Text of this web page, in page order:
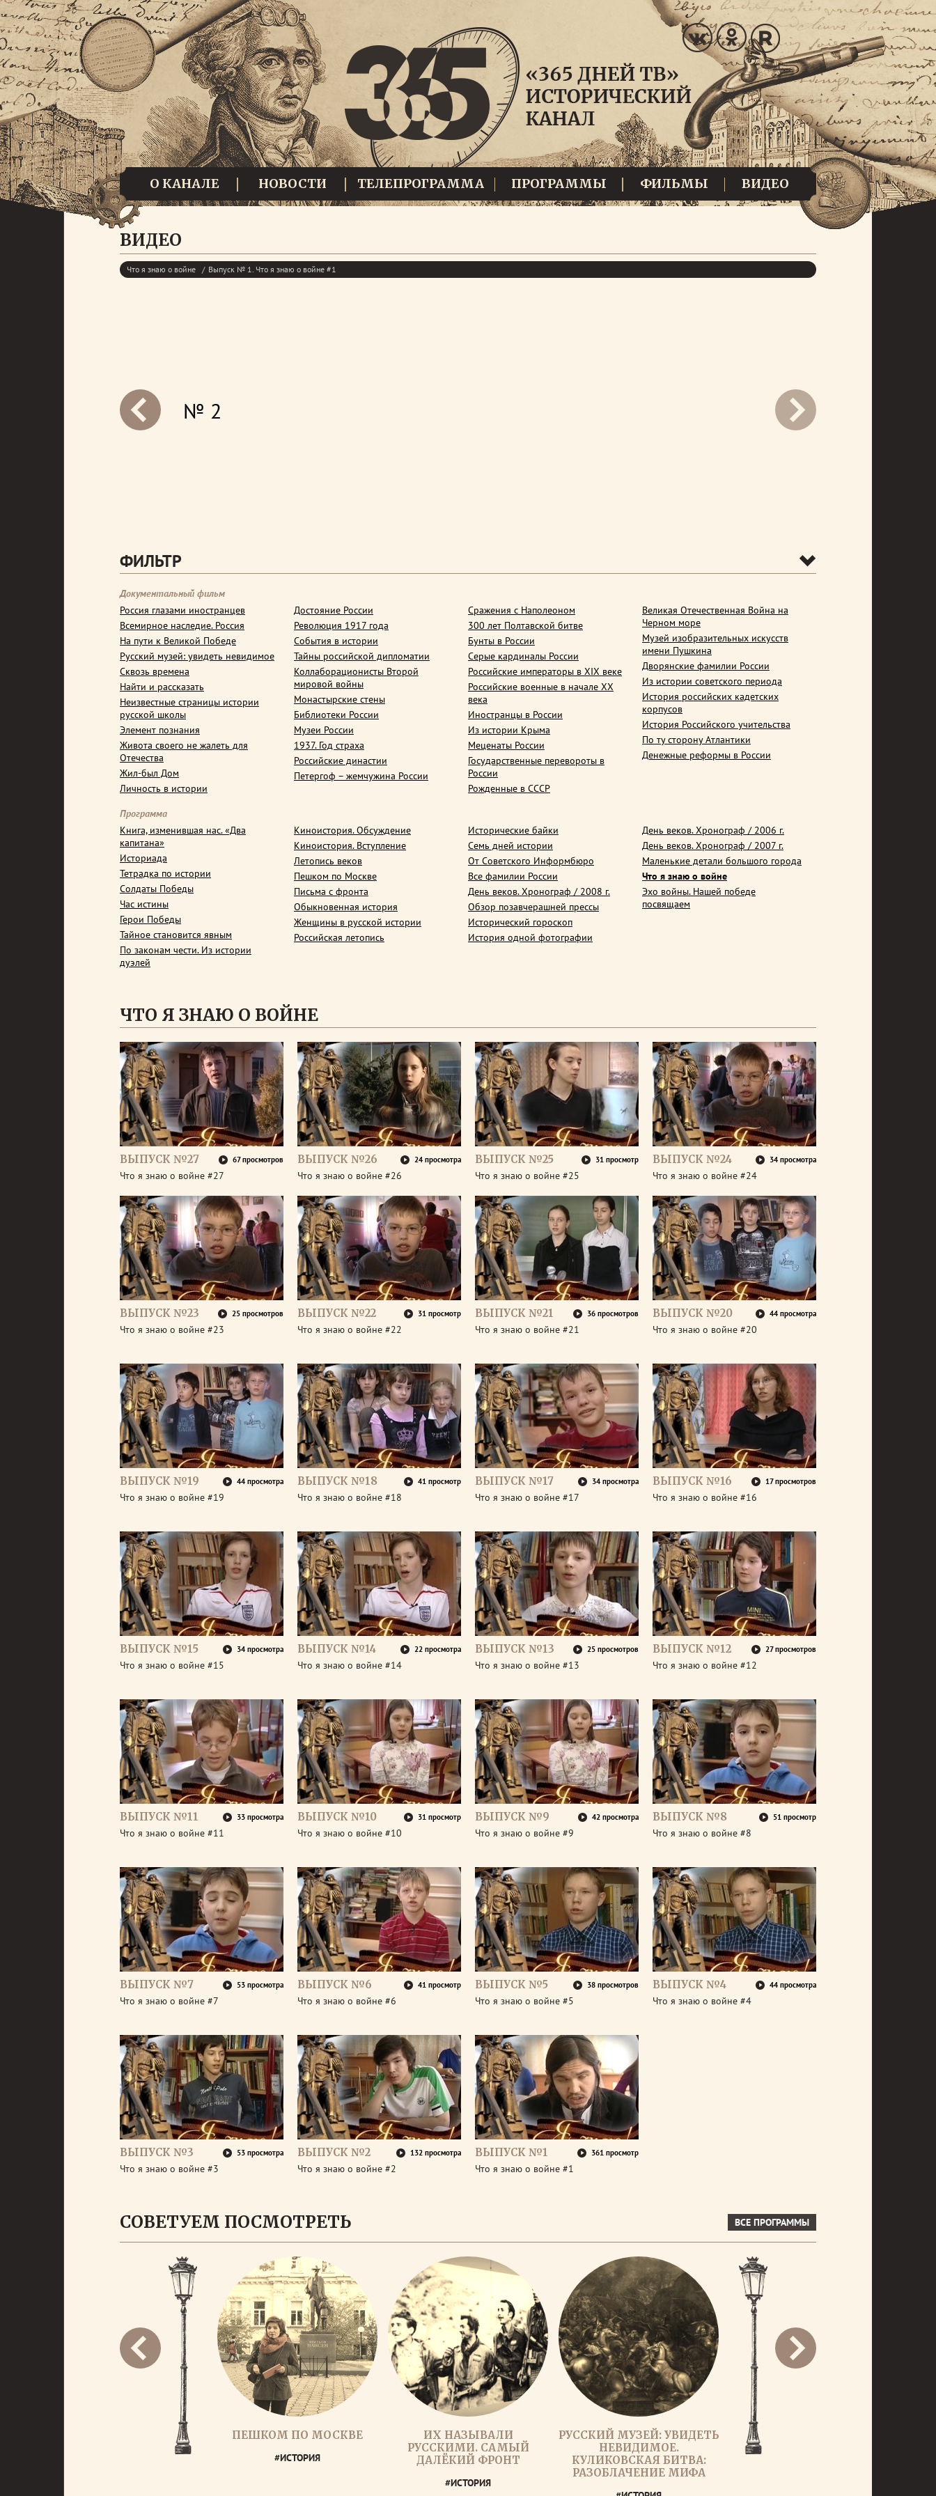
О КАНАЛЕ НОВОСТИ ТЕЛЕПРОГРАММА ПРОГРАММЫ ФИЛЬМЫ ВИДЕО
ВИДЕО
Что я знаю о войне Выпуск № 1. Что я знаю о войне #1
№ 2
ФИЛЬТР
Документальный фильм
Россия глазами иностранцев
Всемирное наследие. Россия
На пути к Великой Победе
Русский музей: увидеть невидимое
Сквозь времена
Найти и рассказать
Неизвестные страницы истории
русской школы
Элемент познания
Живота своего не жалеть для
Отечества
Жил-был Дом
Личность в истории
Достояние России
Революция 1917 года
События в истории
Тайны российской дипломатии
Коллаборационисты Второй
мировой войны
Монастырские стены
Библиотеки России
Музеи России
1937. Год страха
Российские династии
Петергоф – жемчужина России
Сражения с Наполеоном
300 лет Полтавской битве
Бунты в России
Серые кардиналы России
Российские императоры в XIX веке
Российские военные в начале ХХ
века
Иностранцы в России
Из истории Крыма
Меценаты России
Государственные перевороты в
России
Рожденные в СССР
Великая Отечественная Война на
Черном море
Музей изобразительных искусств
имени Пушкина
Дворянские фамилии России
Из истории советского периода
История российских кадетских
корпусов
История Российского учительства
По ту сторону Атлантики
Денежные реформы в России
Программа
Книга, изменившая нас. «Два
капитана»
Историада
Тетрадка по истории
Солдаты Победы
Час истины
Герои Победы
Тайное становится явным
По законам чести. Из истории
дуэлей
Киноистория. Обсуждение
Киноистория. Вступление
Летопись веков
Пешком по Москве
Письма с фронта
Обыкновенная история
Женщины в русской истории
Российская летопись
Исторические байки
Семь дней истории
От Советского Информбюро
Все фамилии России
День веков. Хронограф / 2008 г.
Обзор позавчерашней прессы
Исторический гороскоп
История одной фотографии
День веков. Хронограф / 2006 г.
День веков. Хронограф / 2007 г.
Маленькие детали большого города
Что я знаю о войне
Эхо войны. Нашей победе
посвящаем
ЧТО Я ЗНАЮ О ВОЙНЕ
ВЫПУСК №27 67 просмотров
Что я знаю о войне #27
ВЫПУСК №26 24 просмотра
Что я знаю о войне #26
ВЫПУСК №25 31 просмотр
Что я знаю о войне #25
ВЫПУСК №24 34 просмотра
Что я знаю о войне #24
ВЫПУСК №23 25 просмотров
Что я знаю о войне #23
ВЫПУСК №22 31 просмотр
Что я знаю о войне #22
ВЫПУСК №21 36 просмотров
Что я знаю о войне #21
ВЫПУСК №20 44 просмотра
Что я знаю о войне #20
ВЫПУСК №19 44 просмотра
Что я знаю о войне #19
ВЫПУСК №18 41 просмотр
Что я знаю о войне #18
ВЫПУСК №17 34 просмотра
Что я знаю о войне #17
ВЫПУСК №16 17 просмотров
Что я знаю о войне #16
ВЫПУСК №15 34 просмотра
Что я знаю о войне #15
ВЫПУСК №14 22 просмотра
Что я знаю о войне #14
ВЫПУСК №13 25 просмотров
Что я знаю о войне #13
ВЫПУСК №12 27 просмотров
Что я знаю о войне #12
ВЫПУСК №11 33 просмотра
Что я знаю о войне #11
ВЫПУСК №10 31 просмотр
Что я знаю о войне #10
ВЫПУСК №9 42 просмотра
Что я знаю о войне #9
ВЫПУСК №8 51 просмотр
Что я знаю о войне #8
ВЫПУСК №7 53 просмотра
Что я знаю о войне #7
ВЫПУСК №6 41 просмотр
Что я знаю о войне #6
ВЫПУСК №5 38 просмотров
Что я знаю о войне #5
ВЫПУСК №4 44 просмотра
Что я знаю о войне #4
ВЫПУСК №3 53 просмотра
Что я знаю о войне #3
ВЫПУСК №2 132 просмотра
Что я знаю о войне #2
ВЫПУСК №1 361 просмотр
Что я знаю о войне #1
СОВЕТУЕМ ПОСМОТРЕТЬ ВСЕ ПРОГРАММЫ
ПЕШКОМ ПО МОСКВЕ
#ИСТОРИЯ
ИХ НАЗЫВАЛИ
РУССКИМИ. САМЫЙ
ДАЛЁКИЙ ФРОНТ
#ИСТОРИЯ
РУССКИЙ МУЗЕЙ: УВИДЕТЬ
НЕВИДИМОЕ.
КУЛИКОВСКАЯ БИТВА:
РАЗОБЛАЧЕНИЕ МИФА